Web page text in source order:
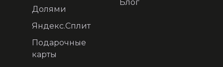
Долями
Яндекс.Сплит
Подарочные
карты
Блог